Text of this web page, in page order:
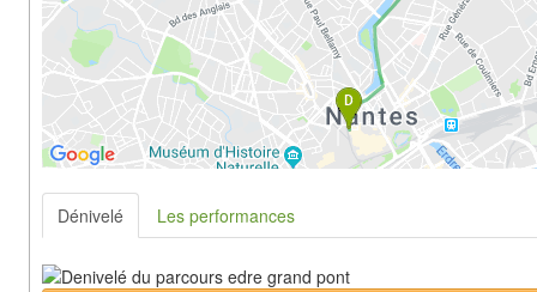
Dénivelé Les performances